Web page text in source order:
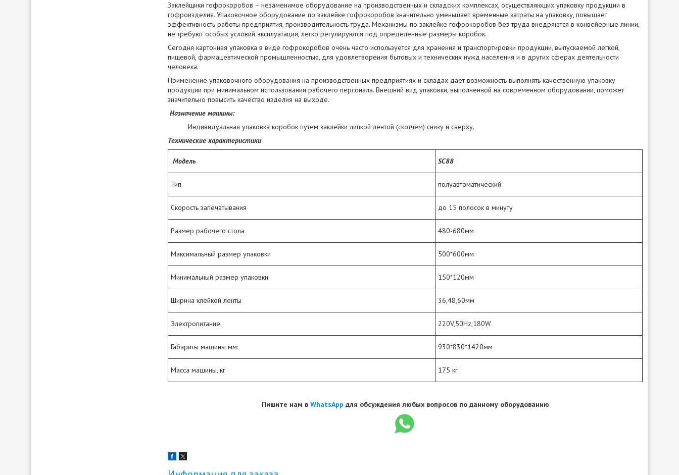
Заклейщики гофрокоробов – незаменимое оборудование на производственных и складских комплексах, осуществляющих упаковку продукции в
гофроизделия. Упаковочное оборудование по заклейке гофрокоробов значительно уменьшает временные затраты на упаковку, повышает
эффективность работы предприятия, производительность труда. Механизмы по заклейке гофрокоробов без труда внедряются в конвейерные линии,
не требуют особых условий эксплуатации, легко регулируются под определенные размеры коробок.
Сегодня картонная упаковка в виде гофрокоробов очень часто используется для хранения и транспортировки продукции, выпускаемой легкой,
пищевой, фармацевтической промышленностью, для удовлетворения бытовых и технических нужд населения и в других сферах деятельности
человека.
Применение упаковочного оборудования на производственных предприятиях и складах дает возможность выполнять качественную упаковку
продукции при минимальном использовании рабочего персонала. Внешний вид упаковки, выполненной на современном оборудовании, поможет
значительно повысить качество изделия на выходе.
Назначение машины:
Индивидуальная упаковка коробок путем заклейки липкой лентой (скотчем) снизу и сверху.
Технические характеристики
Модель SC88
Тип полуавтоматический
Скорость запечатывания до 15 полосок в минуту
Размер рабочего стола 480-680мм
Максимальный размер упаковки 500*600мм
Минимальный размер упаковки 150*120мм
Ширина клейкой ленты 36,48,60мм
Электропитание 220V,50Hz,180W
Габариты машины мм: 930*830*1420мм
Масса машины, кг 175 кг
Пишите нам в WhatsApp для обсуждения любых вопросов по данному оборудованию